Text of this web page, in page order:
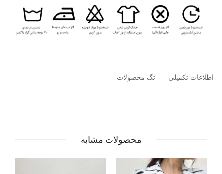
اطلاعات تکمیلی تگ محصولات
محصولات مشابه